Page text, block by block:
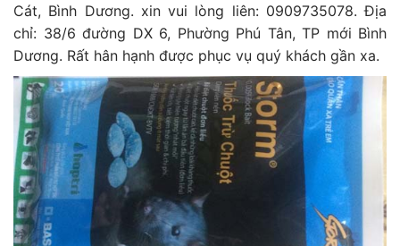
Cát, Bình Dương. xin vui lòng liên: 0909735078. Địa
chỉ: 38/6 đường DX 6, Phường Phú Tân, TP mới Bình
Dương. Rất hân hạnh được phục vụ quý khách gần xa.